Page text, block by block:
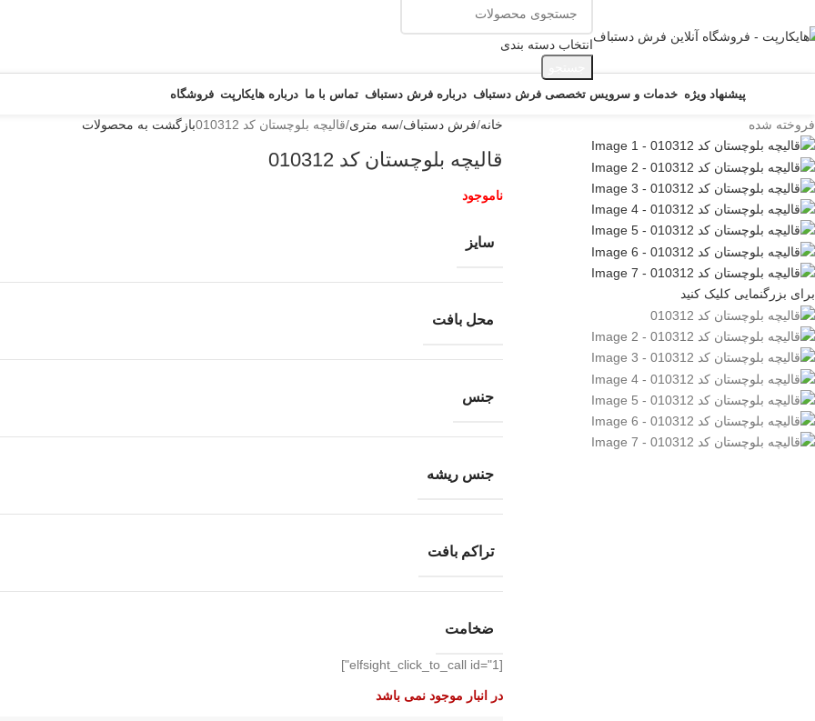
انتخاب دسته بندی
پیشنهاد ویژه خدمات و سرویس تخصصی فرش دستباف درباره فرش دستباف تماس با ما درباره هایکارپت فروشگاه
فروخته شده
برای بزرگنمایی کلیک کنید
خانه فرش دستباف سه متری قالیچه بلوچستان کد 010312 بازگشت به محصولات
قالیچه بلوچستان کد 010312
ناموجود
سایز
محل بافت
جنس
جنس ریشه
تراکم بافت
ضخامت
[elfsight_click_to_call id="1"]
در انبار موجود نمی باشد